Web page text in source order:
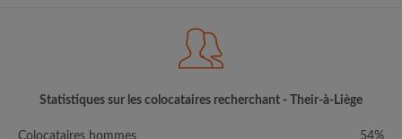
Statistiques sur les colocataires recherchant - Their-à-Liège
Colocataires hommes
54%